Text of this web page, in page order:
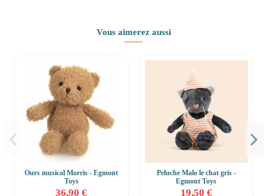
Vous aimerez aussi
Ours musical Morris - Egmont
Toys
36,90 €
Peluche Malo le chat gris -
Egmont Toys
19,50 €